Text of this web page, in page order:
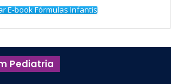
E-book Fórmulas Infantis
Pediatria